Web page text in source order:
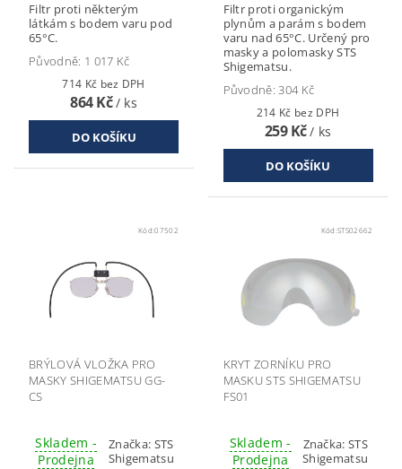
Filtr proti některým
látkám s bodem varu pod
65°C.
Původně: 1 017 Kč
714 Kč bez DPH
864 Kč/ ks
Filtr proti organickým
plynům a parám s bodem
varu nad 65°C. Určený pro
masky a polomasky STS
Shigematsu.
Původně:304 Kč
214 Kč bez DPH
259 Kč/ ks
Kód:07502
BRÝLOVÁ VLOŽKA PRO
MASKY SHIGEMATSU GG-
CS
Skladem -
Prodejna
Značka: STS
Shigematsu
Kód: STS02662
KRYT ZORNÍKU PRO
MASKU STS SHIGEMATSU
FS01
Skladem -
Prodejna
Značka:STS
Shigematsu